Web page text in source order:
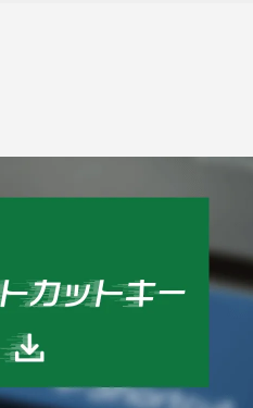
ム > Excel 公開日：2019/11/
クセルで令和1
する2つの方